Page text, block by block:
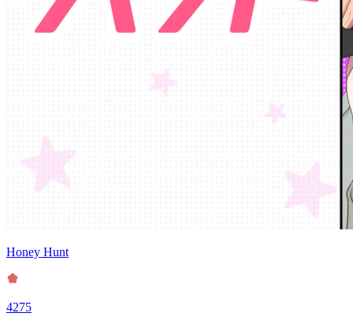
Honey Hunt
4275